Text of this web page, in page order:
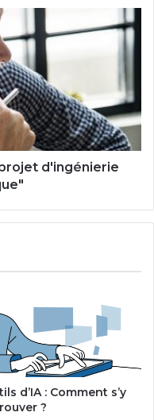
d'ingénierie
d’IA : Comment s’y
?